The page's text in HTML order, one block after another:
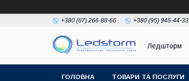
+380 (67) 266-88-66 +380 (95) 945-44-33
Ледшторм
ГОЛОВНА ТОВАРИ ТА ПОСЛУГИ